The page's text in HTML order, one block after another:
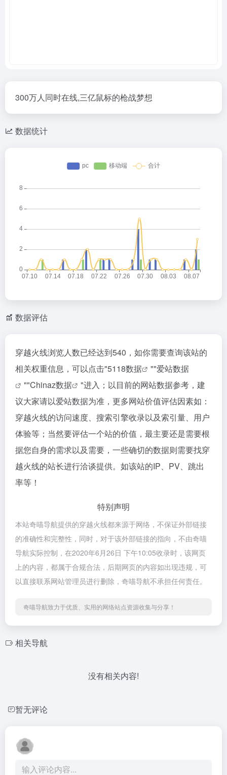
300万人同时在线,三亿鼠标的枪战梦想
数据统计
数据评估
穿越火线浏览人数已经达到540，如你需要查询该站的
相关权重信息，可以点击"5118数据 ""爱站数据
""Chinaz数据
"进入；以目前的网站数据参考，建
议大家请以爱站数据为准，更多网站价值评估因素如：
穿越火线的访问速度、搜索引擎收录以及索引量、用户
体验等；当然要评估一个站的价值，最主要还是需要根
据您自身的需求以及需要，一些确切的数据则需要找穿
越火线的站长进行洽谈提供。如该站的IP、PV、跳出
率等！
特别声明
本站奇喵导航提供的穿越火线都来源于网络，不保证外部链接
的准确性和完整性，同时，对于该外部链接的指向，不由奇喵
导航实际控制，在2020年6月26日 下午10:05收录时，该网页
上的内容，都属于合规合法，后期网页的内容如出现违规，可
以直接联系网站管理员进行删除，奇喵导航不承担任何责任。
奇喵导航致力于优质、实用的网络站点资源收集与分享！
相关导航
没有相关内容!
暂无评论